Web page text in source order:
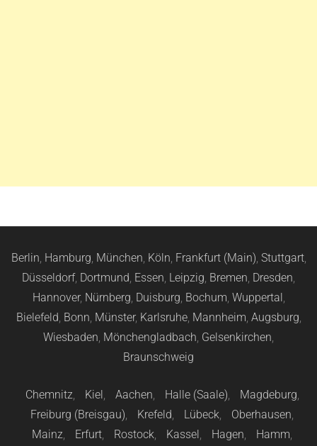
Berlin, Hamburg, München, Köln, Frankfurt (Main), Stuttgart,
Düsseldorf, Dortmund, Essen, Leipzig, Bremen, Dresden,
Hannover, Nürnberg, Duisburg, Bochum, Wuppertal,
Bielefeld, Bonn, Münster, Karlsruhe, Mannheim, Augsburg,
Wiesbaden, Mönchengladbach, Gelsenkirchen,
Braunschweig
Chemnitz, Kiel, Aachen, Halle (Saale), Magdeburg,
Freiburg (Breisgau), Krefeld, Lübeck, Oberhausen,
Mainz, Erfurt, Rostock, Kassel, Hagen, Hamm,